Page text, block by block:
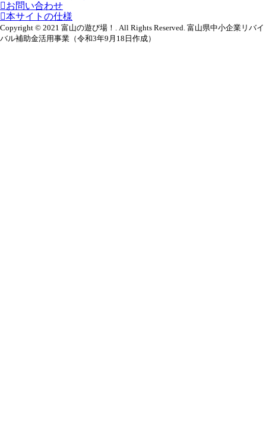
お問い合わせ
本サイトの仕様
Copyright © 2021 富山の遊び場！. All Rights Reserved. 富山県中小企業リバイ
バル補助金活用事業（令和3年9月18日作成）